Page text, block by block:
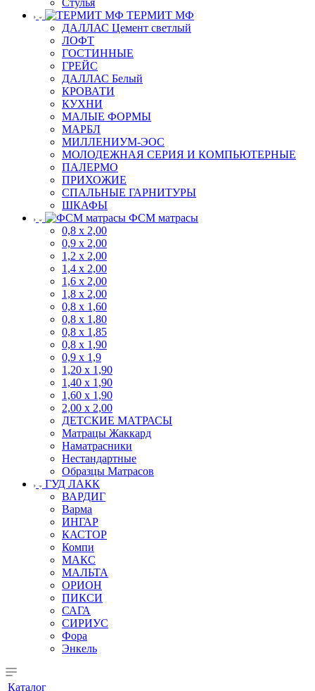
ТЕРМИТ МФ
ДАЛЛАС Цемент светлый
ЛОФТ
ГОСТИННЫЕ
ГРЕЙС
ДАЛЛАС Белый
КРОВАТИ
КУХНИ
МАЛЫЕ ФОРМЫ
МАРБЛ
МИЛЛЕНИУМ-ЭОС
МОЛОДЕЖНАЯ СЕРИЯ И КОМПЬЮТЕРНЫЕ
ПАЛЕРМО
ПРИХОЖИЕ
СПАЛЬНЫЕ ГАРНИТУРЫ
ШКАФЫ
ФСМ матрасы
0,8 х 2,00
0,9 х 2,00
1,2 х 2,00
1,4 х 2,00
1,6 х 2,00
1,8 х 2,00
0,8 х 1,60
0,8 х 1,80
0,8 х 1,85
0,8 х 1,90
0,9 х 1,9
1,20 х 1,90
1,40 х 1,90
1,60 х 1,90
2,00 х 2,00
ДЕТСКИЕ МАТРАСЫ
Матрацы Жаккард
Наматрасники
Нестандартные
Образцы Матрасов
ГУД ЛАКК
ВАРДИГ
Варма
ИНГАР
КАСТОР
Компи
МАКС
МАЛЬТА
ОРИОН
ПИКСИ
САГА
СИРИУС
Фора
Энкель
Каталог